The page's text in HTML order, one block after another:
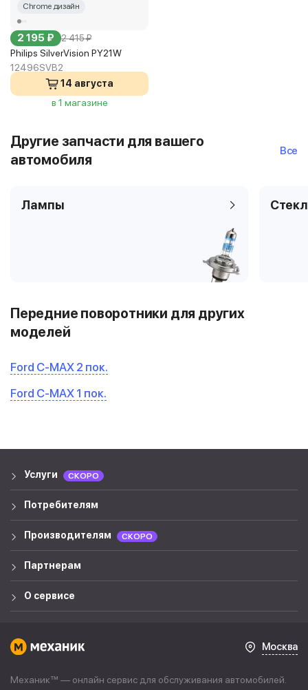
Chrome дизайн
2 195 ₽ 2 415 ₽
Philips SilverVision PY21W
12496SVB2
14 августа
в 1 магазине
Другие запчасти для вашего
автомобиля
Все
Лампы
Передние поворотники для других
моделей
Ford C-MAX 2 пок.
Ford C-MAX 1 пок.
Услуги СКОРО
Потребителям
Производителям СКОРО
Партнерам
О сервисе
Москва
Механик™ — онлайн сервис для обслуживания автомобилей.